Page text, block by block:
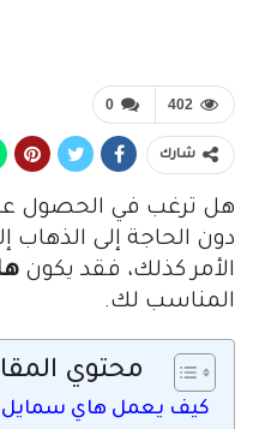
0 402
شارك
هل ترغب في الحصول
دون الحاجة إلى الذهاب
الأمر كذلك، فقد يكون
المناسب لك.
محتوي
كيف يعمل هاي سمايل